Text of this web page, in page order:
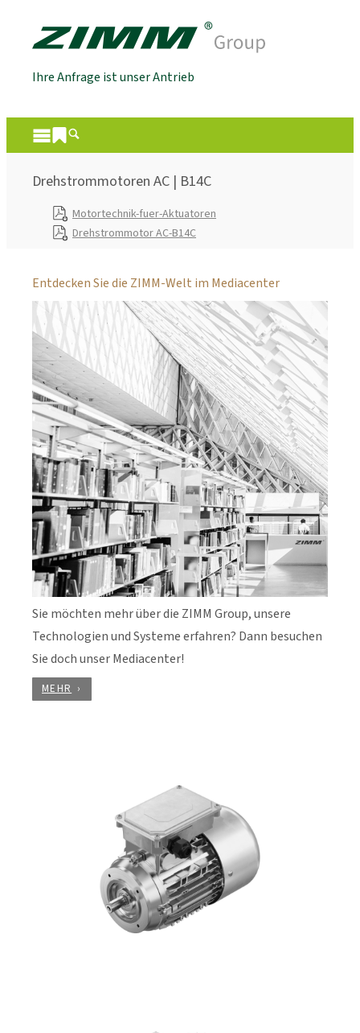
Ihre Anfrage ist unser Antrieb
Drehstrommotoren AC | B14C
Motortechnik-fuer-Aktuatoren
Drehstrommotor AC-B14C
Entdecken Sie die ZIMM-Welt im Mediacenter
Sie möchten mehr über die ZIMM Group, unsere
Technologien und Systeme erfahren? Dann besuchen
Sie doch unser Mediacenter!
MEHR